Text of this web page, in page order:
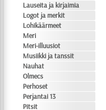
Lauseita ja kirjaimia
Logot ja merkit
Lohikäärmeet
Meri
Meri-illuusiot
Musiikki ja tanssit
Nauhat
Olmecs
Perhoset
Perjantai 13
Pitsit